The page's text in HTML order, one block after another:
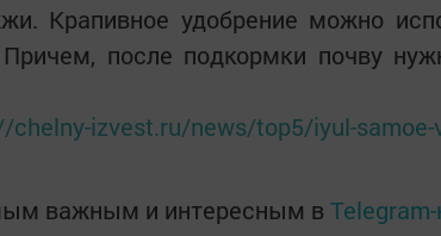
Крапивное удобрение можно
после подкормки почву
chelny-izvest.ru/news/top5/iyul-samoe-
важным и интересным в